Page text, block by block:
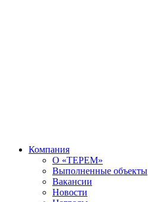
Компания
О «ТЕРЕМ»
Выполненные объекты
Вакансии
Новости